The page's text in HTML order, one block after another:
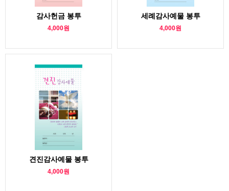
감사헌금 봉투
4,000원
세례감사예물 봉투
4,000원
견진감사예물 봉투
4,000원